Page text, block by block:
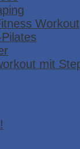
Workout
mit